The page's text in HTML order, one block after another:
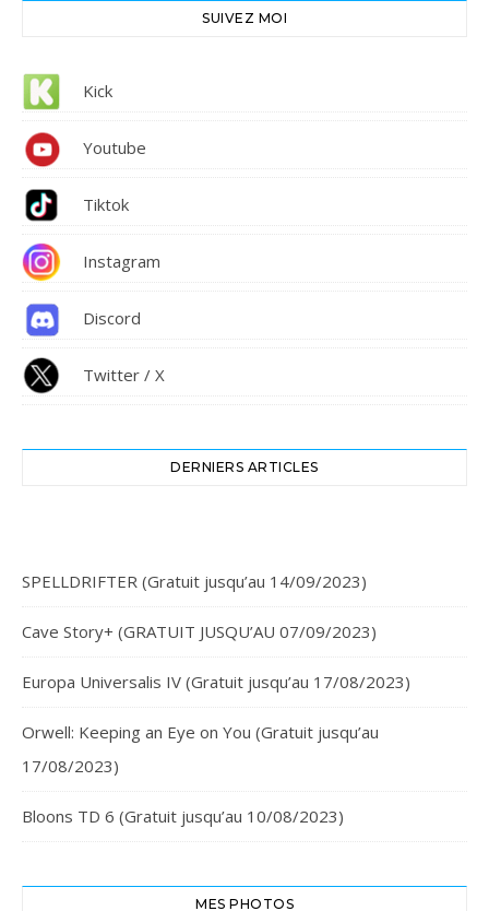
SUIVEZ MOI
Kick
Youtube
Tiktok
Instagram
Discord
Twitter / X
DERNIERS ARTICLES
SPELLDRIFTER (Gratuit jusqu’au 14/09/2023)
Cave Story+ (GRATUIT JUSQU’AU 07/09/2023)
Europa Universalis IV (Gratuit jusqu’au 17/08/2023)
Orwell: Keeping an Eye on You (Gratuit jusqu’au
17/08/2023)
Bloons TD 6 (Gratuit jusqu’au 10/08/2023)
MES PHOTOS